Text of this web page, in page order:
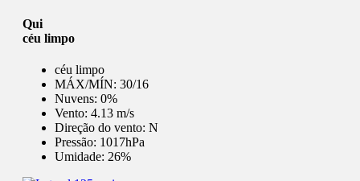
Qui
céu limpo
céu limpo
MÁX/MÍN: 30/16
Nuvens: 0%
Vento: 4.13 m/s
Direção do vento: N
Pressão: 1017hPa
Umidade: 26%